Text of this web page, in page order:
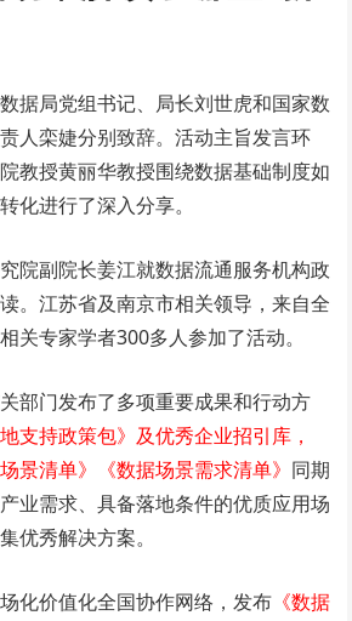
据局党组书记、局长刘世虎和国家数
人栾婕分别致辞。活动主旨发言环
教授黄丽华教授围绕数据基础制度如
化进行了深入分享。
院副院长姜江就数据流通服务机构政
。江苏省及南京市相关领导，来自全
关专家学者300多人参加了活动。
部门发布了多项重要成果和行动方
支持政策包》及优秀企业招引库，
景清单》《数据场景需求清单》 同期
业需求、具备落地条件的优质应用场
优秀解决方案。
化价值化全国协作网络，发布 《数据